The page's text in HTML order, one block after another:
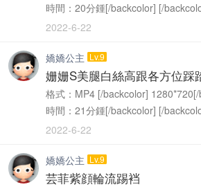
時間：20分鍾[/backcolor] [/
2022-6-22
嬌嬌公主 Lv.9
姗姗S美腿白絲高跟各方位踩
格式：MP4 [/backcolor]
時間：21分鍾[/backcolor] [/
2022-6-22
嬌嬌公主 Lv.9
芸菲紫顔輪流踢裆